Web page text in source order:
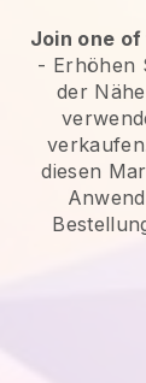
Join one
- Erhöhen
der
diesen